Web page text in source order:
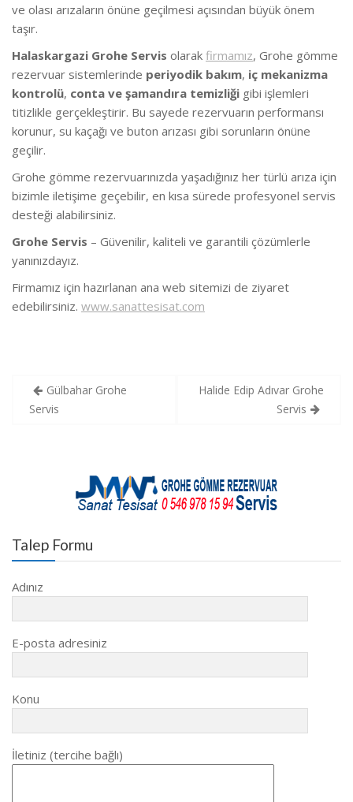
ve olası arızaların önüne geçilmesi açısından büyük önem
taşır.
Halaskargazi Grohe Servis olarak firmamız, Grohe gömme
rezervuar sistemlerinde periyodik bakım, iç mekanizma
kontrolü, conta ve şamandıra temizliği gibi işlemleri
titizlikle gerçekleştirir. Bu sayede rezervuarın performansı
korunur, su kaçağı ve buton arızası gibi sorunların önüne
geçilir.
Grohe gömme rezervuarınızda yaşadığınız her türlü arıza için
bizimle iletişime geçebilir, en kısa sürede profesyonel servis
desteği alabilirsiniz.
Grohe Servis – Güvenilir, kaliteli ve garantili çözümlerle
yanınızdayız.
Firmamız için hazırlanan ana web sitemizi de ziyaret
edebilirsiniz. www.sanattesisat.com
Yazı
gezinmesi
Gülbahar Grohe
Servis
Halide Edip Adıvar Grohe
Servis
Talep Formu
Adınız
E-posta adresiniz
Konu
İletiniz (tercihe bağlı)